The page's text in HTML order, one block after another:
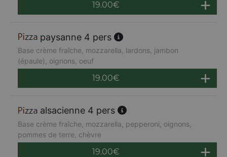
19.00€
paysanne 4 pers
Base crème fraîche, mozzarella, lardons, jambon
(épaule), oignons, oeuf
19.00€
alsacienne 4 pers
Base crème fraîche, mozzarella, pepperoni, oignons,
pommes de terre, chèvre
19.00€